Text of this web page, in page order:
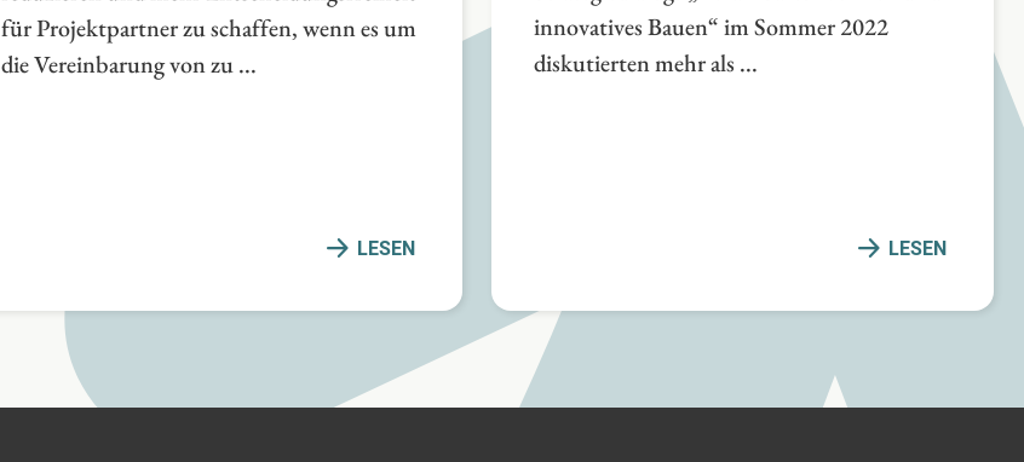
für Projektpartner zu schaffen, wenn es um
die Vereinbarung von zu ...
LESEN
innovatives Bauen“ im Sommer 2022
diskutierten mehr als ...
LESEN